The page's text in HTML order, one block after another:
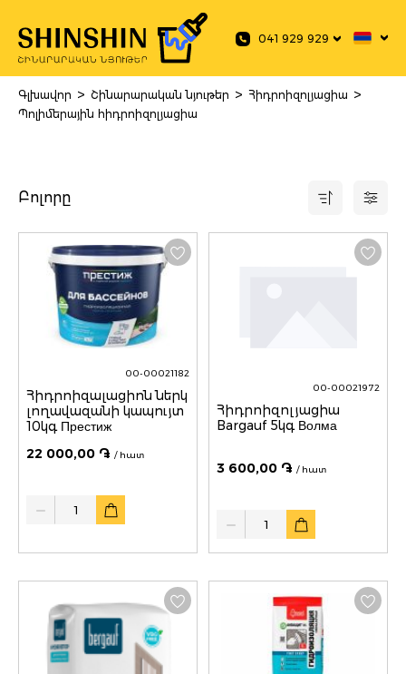
041 929 929
Գլխավոր > Շինարարական նյութեր > Հիդրոիզոլյացիա >
Պոլիմերային հիդրոիզոլյացիա
Բոլորը
00-00021182
Հիդրոիզալացիոն ներկ
լողավազանի կապույտ
10կգ Престиж
22 000,00 ֏ / հատ
Quantity
00-00021972
Հիդրոիզոլյացիա
Bargauf 5կգ Волма
3 600,00 ֏ / հատ